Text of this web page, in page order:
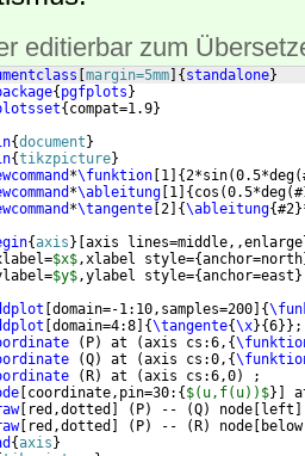
editierbar zum
margin=5mm { standalone}
{ pgfplots }
{ compat=1.9}
{document }
{tikzpicture}
*\funktion 1 {2*sin(0.5*deg(
*\ableitung 1 { cos (0.5*deg(
*\tangente 2 {\ableitung{#2}
{axis } axis
$x$,xlabel style={anchor=north
$y$,ylabel style={anchor=east }
domain=-1:10,samples=200 {
domain=4:8 {\tangente{\x}{6}} ;
( P) at (axis cs:6, {
(Q) at (axis cs:0, {
( R) at (axis cs:6,0)
;
coordinate,pin=30: { $(u,f(u))$}]
[ red,dotted ( P) -- (Q) node left
[ red,dotted ( P) -- ( R) node below
{axis }